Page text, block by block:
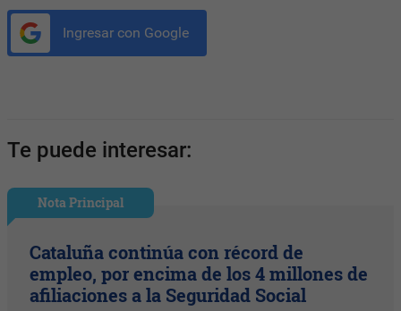
Ingresar con Google
Te puede interesar:
Nota Principal
Cataluña continúa con récord de
empleo, por encima de los 4 millones de
afiliaciones a la Seguridad Social